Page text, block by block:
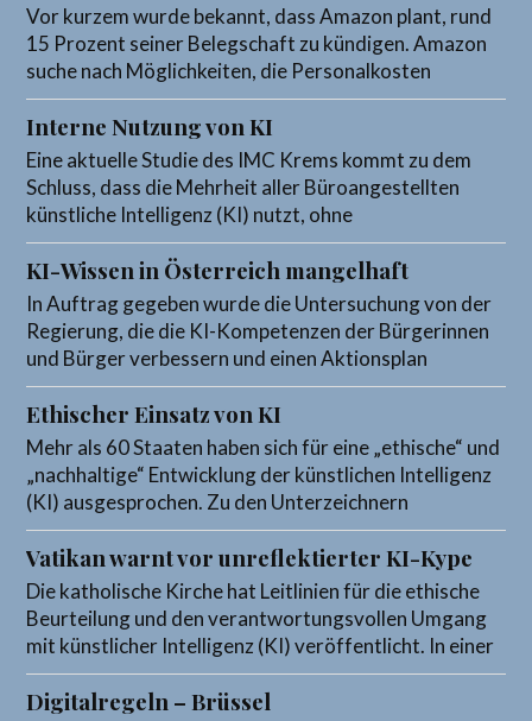
Vor kurzem wurde bekannt, dass Amazon plant, rund
15 Prozent seiner Belegschaft zu kündigen. Amazon
suche nach Möglichkeiten, die Personalkosten
Interne Nutzung von KI
Eine aktuelle Studie des IMC Krems kommt zu dem
Schluss, dass die Mehrheit aller Büroangestellten
künstliche Intelligenz (KI) nutzt, ohne
KI-Wissen in Österreich mangelhaft
In Auftrag gegeben wurde die Untersuchung von der
Regierung, die die KI-Kompetenzen der Bürgerinnen
und Bürger verbessern und einen Aktionsplan
Ethischer Einsatz von KI
Mehr als 60 Staaten haben sich für eine „ethische“ und
„nachhaltige“ Entwicklung der künstlichen Intelligenz
(KI) ausgesprochen. Zu den Unterzeichnern
Vatikan warnt vor unreflektierter KI-Kype
Die katholische Kirche hat Leitlinien für die ethische
Beurteilung und den verantwortungsvollen Umgang
mit künstlicher Intelligenz (KI) veröffentlicht. In einer
Digitalregeln – Brüssel